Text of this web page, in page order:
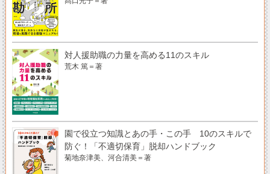
対人援助職の力量を高める11のスキル
荒木 篤＝著
園で役立つ知識とあの手・この手 10のスキルで
防ぐ！「不適切保育」脱却ハンドブック
菊地奈津美、河合清美＝著